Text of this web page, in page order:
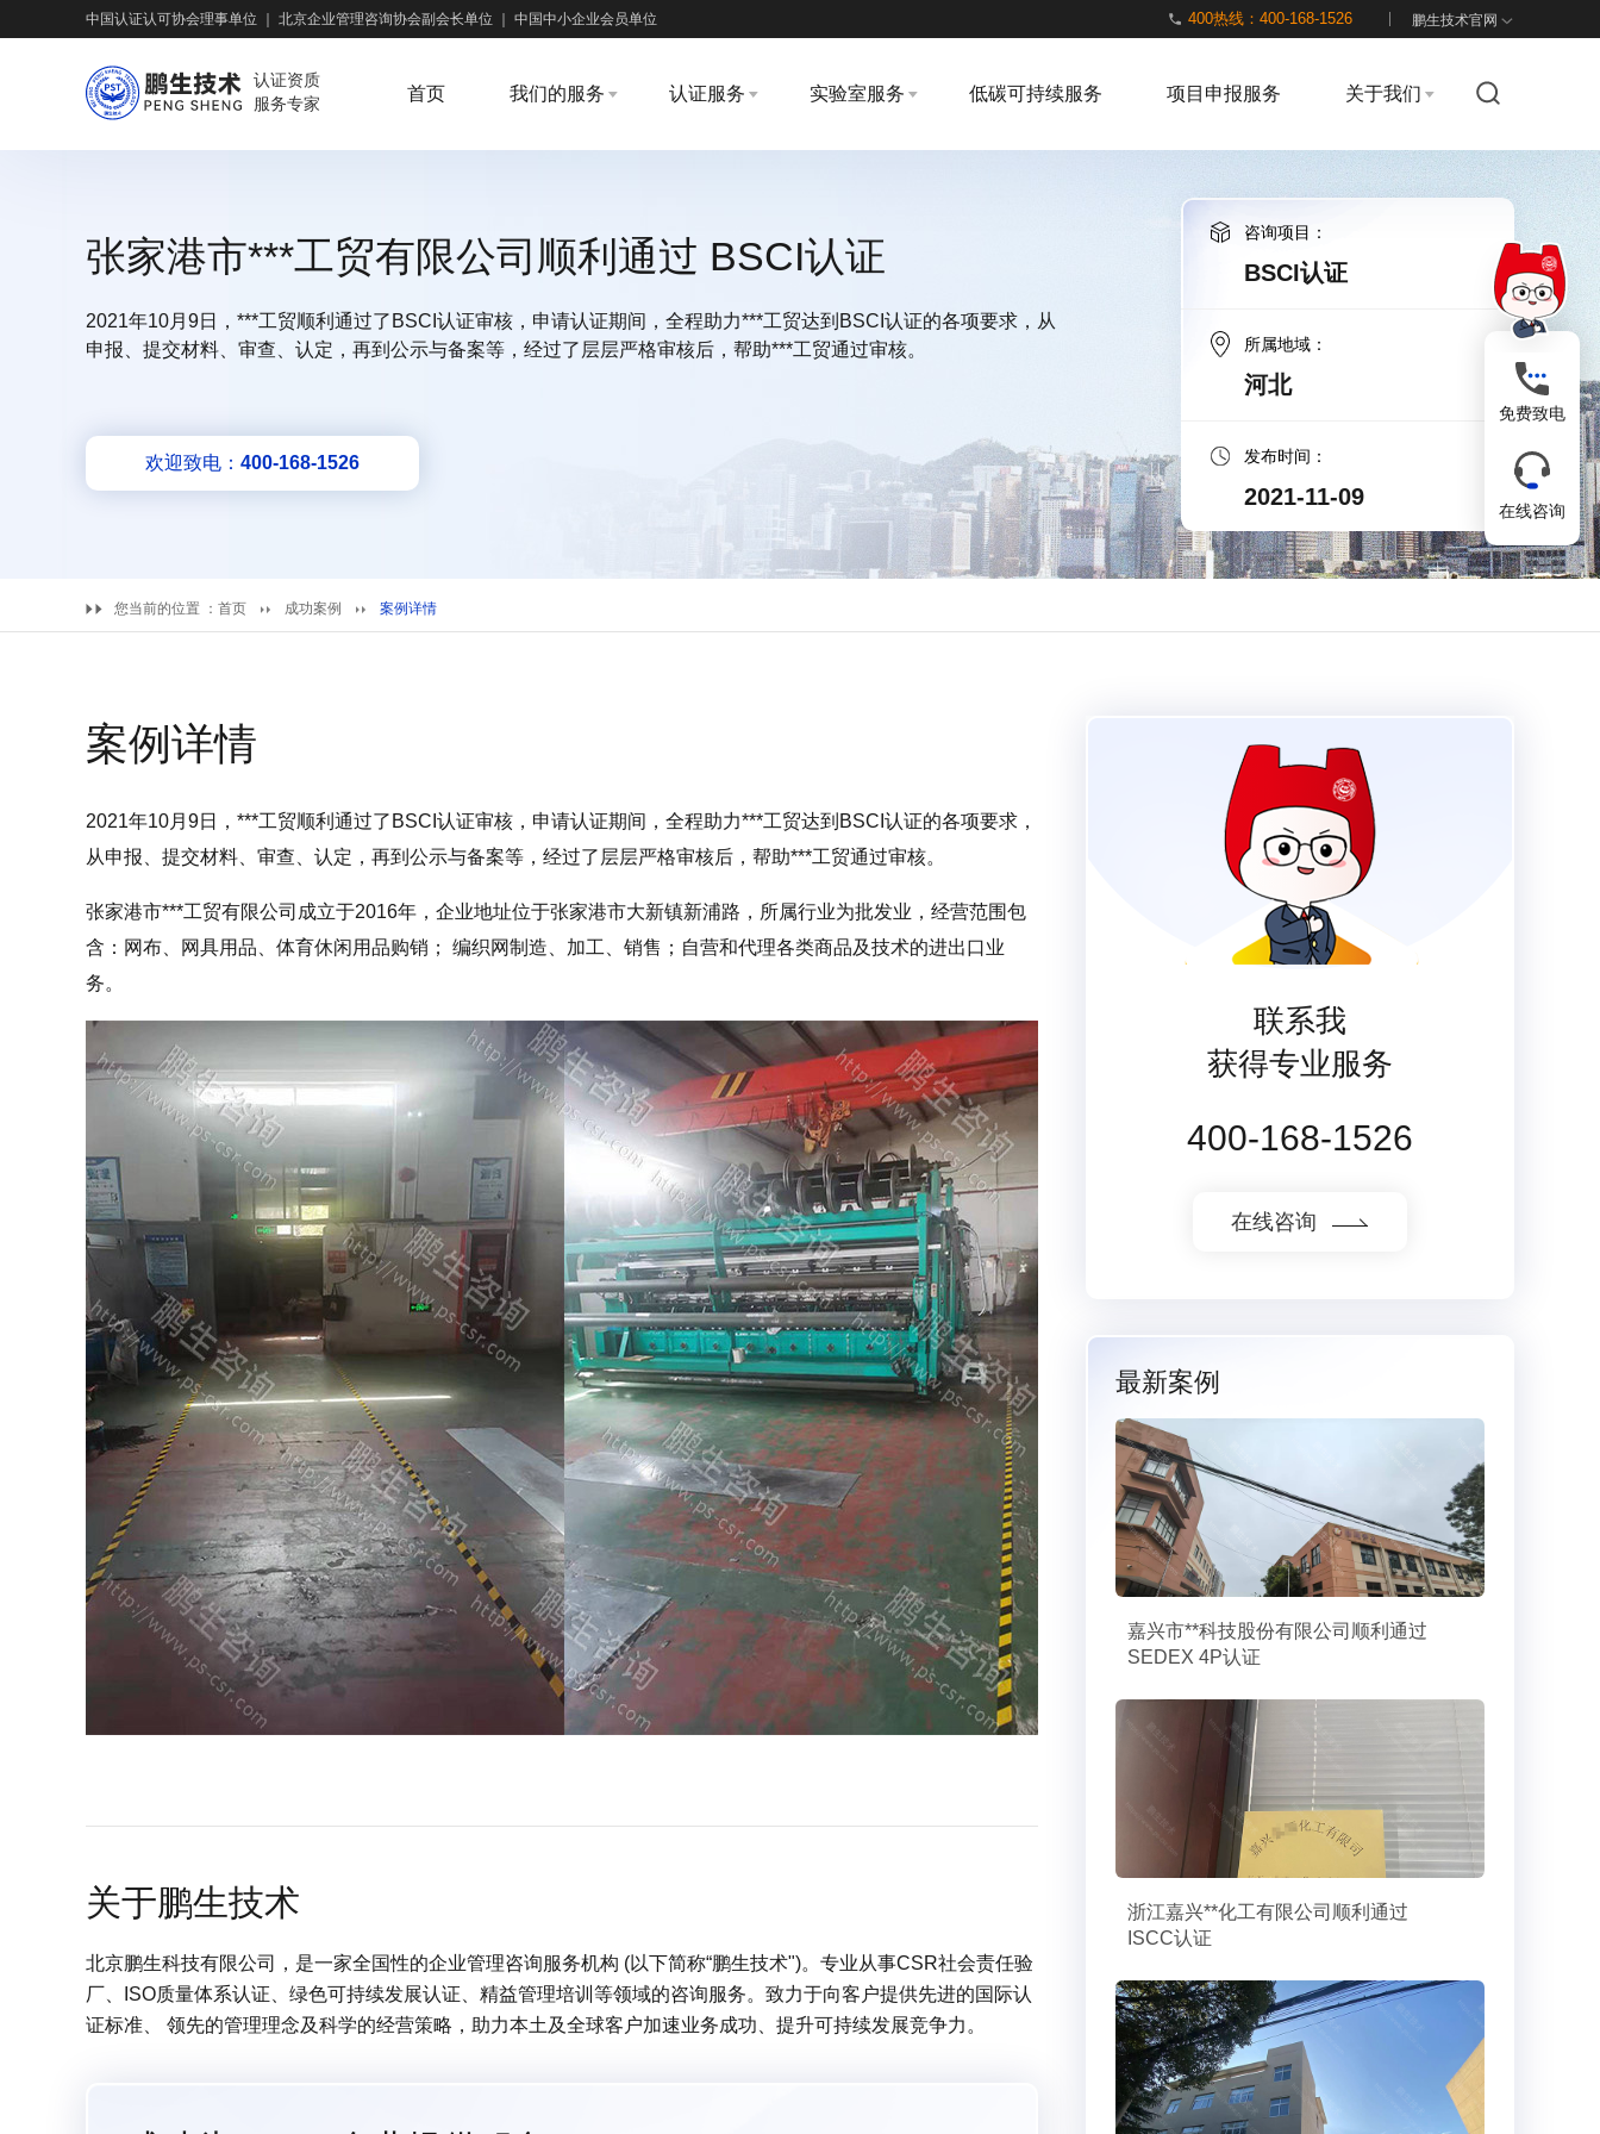
中国认证认可协会理事单位 北京企业管理咨询协会副会长单位 中国中小企业会员单位 400热线：400-168-1526 鹏生技术官网
认证资质
服务专家
首页 我们的服务 认证服务 实验室服务 低碳可持续服务 项目申报服务 关于我们
张家港市***工贸有限公司顺利通过 BSCI认证
2021年10月9日，***工贸顺利通过了BSCI认证审核，申请认证期间，全程助力***工贸达到BSCI认证的各项要求，从
申报、提交材料、审查、认定，再到公示与备案等，经过了层层严格审核后，帮助***工贸通过审核。
欢迎致电： 400-168-1526
咨询项目：
BSCI认证
所属地域：
河北
发布时间：
2021-11-09
您当前的位置 ： 首页 成功案例 案例详情
案例详情
2021年10月9日，***工贸顺利通过了BSCI认证审核，申请认证期间，全程助力***工贸达到BSCI认证的各项要求，
从申报、提交材料、审查、认定，再到公示与备案等，经过了层层严格审核后，帮助***工贸通过审核。
张家港市***工贸有限公司成立于2016年，企业地址位于张家港市大新镇新浦路，所属行业为批发业，经营范围包
含：网布、网具用品、体育休闲用品购销； 编织网制造、加工、销售；自营和代理各类商品及技术的进出口业
务。
关于鹏生技术
北京鹏生科技有限公司，是一家全国性的企业管理咨询服务机构 (以下简称“鹏生技术")。专业从事CSR社会责任验
厂、ISO质量体系认证、绿色可持续发展认证、精益管理培训等领域的咨询服务。致力于向客户提供先进的国际认
证标准、 领先的管理理念及科学的经营策略，助力本土及全球客户加速业务成功、提升可持续发展竞争力。
联系我
获得专业服务
400-168-1526
在线咨询
最新案例
嘉兴市**科技股份有限公司顺利通过
SEDEX 4P认证
浙江嘉兴**化工有限公司顺利通过
ISCC认证
免费致电
在线咨询